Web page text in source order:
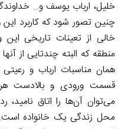
خلیل، ارباب یوسف و…
چنین تصور شود که کاربرد این
منطقه که البته چندتایی از
همان مناسبات ارباب و
قسمت ورودی و بالادست
محل زندگی یک خانواده است.